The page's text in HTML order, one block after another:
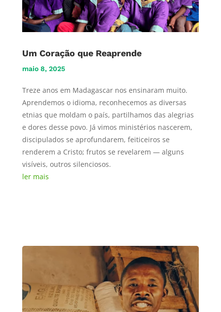
Um Coração que Reaprende
maio 8, 2025
Treze anos em Madagascar nos ensinaram muito.
Aprendemos o idioma, reconhecemos as diversas
etnias que moldam o país, partilhamos das alegrias
e dores desse povo. Já vimos ministérios nascerem,
discipulados se aprofundarem, feiticeiros se
renderem a Cristo; frutos se revelarem — alguns
visíveis, outros silenciosos.
ler mais